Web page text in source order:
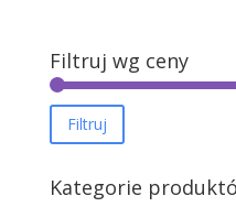
Filtruj wg ceny
Filtruj
Kategorie